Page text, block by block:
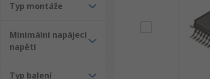
Typ montáže
Minimální napájecí
napětí
Typ balení